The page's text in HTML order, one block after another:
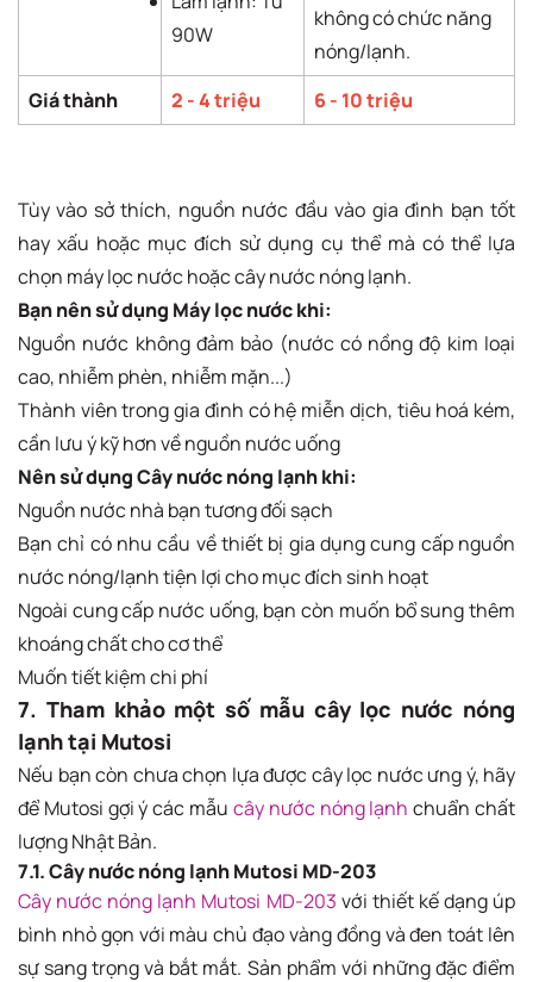
90W
không có chức năng
nóng/lạnh.
Giá thành
2 - 4 triệu 6 - 10 triệu
Tùy vào sở thích, nguồn nước đầu vào gia đình bạn tốt
hay xấu hoặc mục đích sử dụng cụ thể mà có thể lựa
chọn máy lọc nước hoặc cây nước nóng lạnh.
Bạn nên sử dụng Máy lọc nước khi:
Nguồn nước không đảm bảo (nước có nồng độ kim loại
cao, nhiễm phèn, nhiễm mặn...)
Thành viên trong gia đình có hệ miễn dịch, tiêu hoá kém,
cần lưu ý kỹ hơn về nguồn nước uống
Nên sử dụng Cây nước nóng lạnh khi:
Nguồn nước nhà bạn tương đối sạch
Bạn chỉ có nhu cầu về thiết bị gia dụng cung cấp nguồn
nước nóng/lạnh tiện lợi cho mục đích sinh hoạt
Ngoài cung cấp nước uống, bạn còn muốn bổ sung thêm
khoáng chất cho cơ thể
Muốn tiết kiệm chi phí
7. Tham khảo một số mẫu cây lọc nước nóng
lạnh tại Mutosi
Nếu bạn còn chưa chọn lựa được cây lọc nước ưng ý, hãy
để Mutosi gợi ý các mẫu cây nước nóng lạnh chuẩn chất
lượng Nhật Bản.
7.1. Cây nước nóng lạnh Mutosi MD-203
Cây nước nóng lạnh Mutosi MD-203 với thiết kế dạng úp
bình nhỏ gọn với màu chủ đạo vàng đồng và đen toát lên
sự sang trọng và bắt mắt. Sản phẩm với những đặc điểm